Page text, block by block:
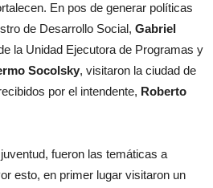
En pos de generar políticas
de Desarrollo Social, Gabriel
la Unidad Ejecutora de Programas y
Socolsky, visitaron la ciudad de
por el intendente, Roberto
fueron las temáticas a
esto, en primer lugar visitaron un